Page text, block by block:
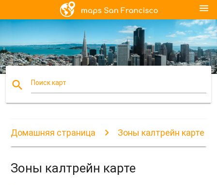
menu
search Поиск карт
Домашняя страница Зоны калтрейн карте
Зоны калтрейн карте